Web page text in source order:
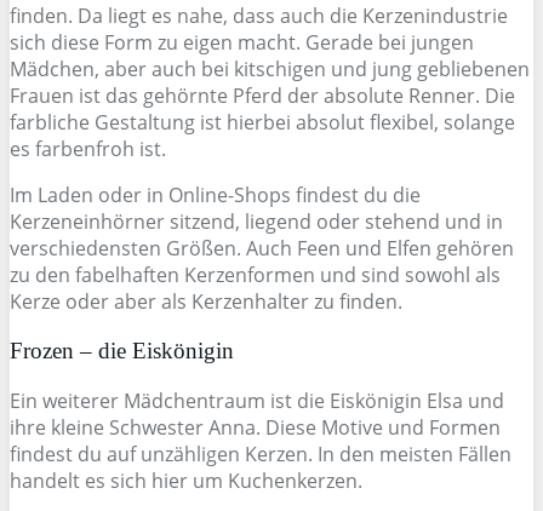
finden. Da liegt es nahe, dass auch die Kerzenindustrie
sich diese Form zu eigen macht. Gerade bei jungen
Mädchen, aber auch bei kitschigen und jung gebliebenen
Frauen ist das gehörnte Pferd der absolute Renner. Die
farbliche Gestaltung ist hierbei absolut flexibel, solange
es farbenfroh ist.
Im Laden oder in Online-Shops findest du die
Kerzeneinhörner sitzend, liegend oder stehend und in
verschiedensten Größen. Auch Feen und Elfen gehören
zu den fabelhaften Kerzenformen und sind sowohl als
Kerze oder aber als Kerzenhalter zu finden.
Frozen – die Eiskönigin
Ein weiterer Mädchentraum ist die Eiskönigin Elsa und
ihre kleine Schwester Anna. Diese Motive und Formen
findest du auf unzähligen Kerzen. In den meisten Fällen
handelt es sich hier um Kuchenkerzen.